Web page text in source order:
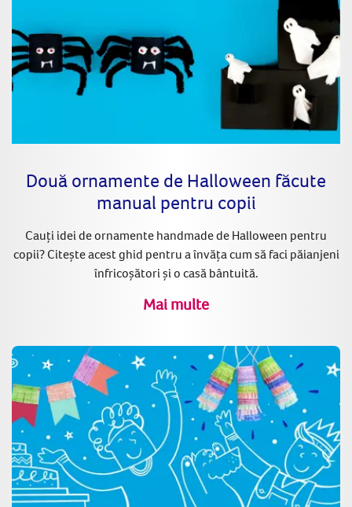
Două ornamente de Halloween făcute
manual pentru copii
Cauți idei de ornamente handmade de Halloween pentru
copii? Citește acest ghid pentru a învăța cum să faci păianjeni
înfricoșători și o casă bântuită.
Mai multe